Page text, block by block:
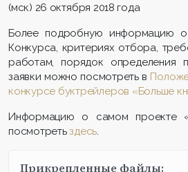
(мск) 26 октября 2018 года
Более подробную информацию о
Конкурса, критериях отбора,
работам, порядок определения
заявки можно посмотреть в
конкурсе буктрейлеров «Больше
Информацию о самом проекте
посмотретьздесь.
Прикрепленные файлы: